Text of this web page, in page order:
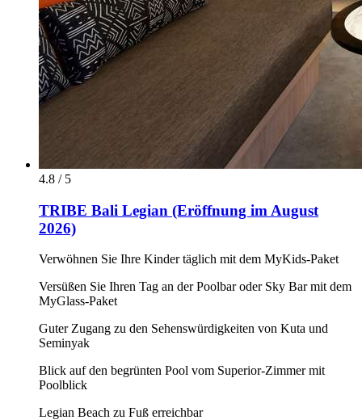
4.8 / 5
TRIBE Bali Legian (Eröffnung im August
2026)
Verwöhnen Sie Ihre Kinder täglich mit dem MyKids-Paket
Versüßen Sie Ihren Tag an der Poolbar oder Sky Bar mit dem
MyGlass-Paket
Guter Zugang zu den Sehenswürdigkeiten von Kuta und
Seminyak
Blick auf den begrünten Pool vom Superior-Zimmer mit
Poolblick
Legian Beach zu Fuß erreichbar